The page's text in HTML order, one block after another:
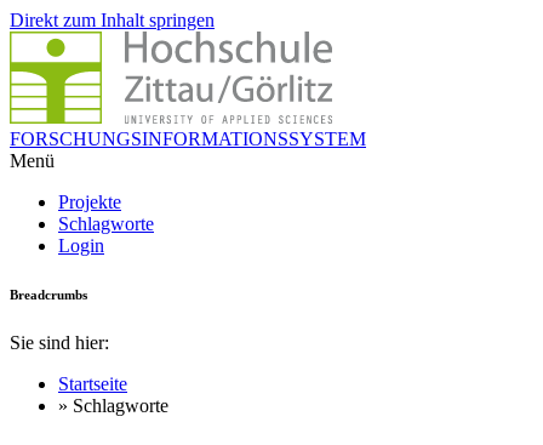
Direkt zum Inhalt springen
FORSCHUNGSINFORMATIONSSYSTEM
Menü
Projekte
Schlagworte
Login
Breadcrumbs
Sie sind hier:
Startseite
» Schlagworte